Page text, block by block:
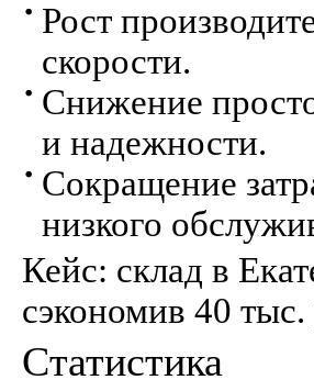
Рост
скорости.
Снижение
и надежности.
Сокращение
низкого
Кейс: склад в
сэкономив 40 тыс.
Статистика